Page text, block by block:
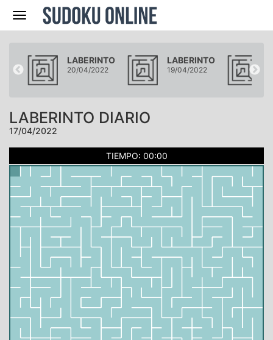
Navegación
LABERINTO
20/04/2022
LABERINTO
19/04/2022
LABERINTO DIARIO
17/04/2022
TIEMPO: 00:00